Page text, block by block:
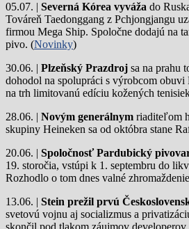
05.07. | Severná Kórea vyváža do
Továreň Taedonggang z Pchjongjangu
firmou Mega Ship. Spoločne dodajú na
pivo. (Novinky)
30.06. | Plzeňský Prazdroj sa na prahu
dohodol na spolupráci s výrobcom obuvi
na trh limitovanú edíciu kožených
28.06. | Novým generálnym riaditeľom
skupiny Heineken sa od októbra stane
20.06. | Spoločnosť Pardubický
19. storočia, vstúpi k 1. septembru do
Rozhodlo o tom dnes valné
13.06. | Stein prežil prvú
svetovú vojnu aj socializmus a
skončil pod tlakom záujmov